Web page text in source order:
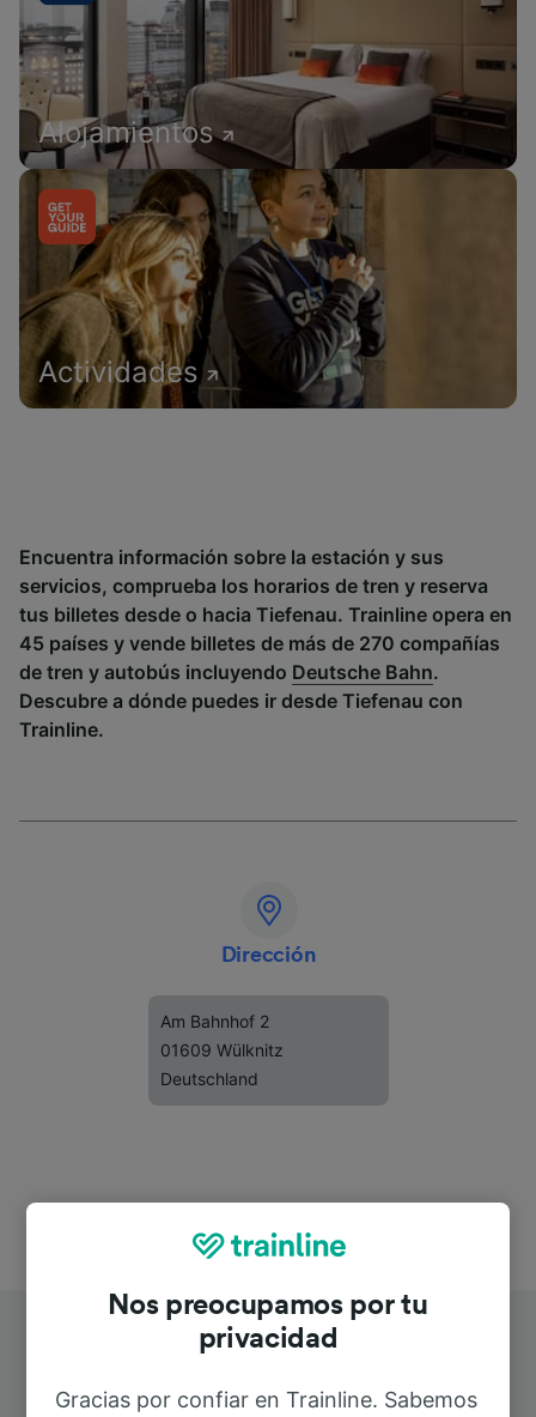
Alojamientos
Actividades
Encuentra información sobre la estación y sus
servicios, comprueba los horarios de tren y reserva
tus billetes desde o hacia Tiefenau. Trainline opera en
45 países y vende billetes de más de 270 compañías
de tren y autobús incluyendo Deutsche Bahn.
Descubre a dónde puedes ir desde Tiefenau con
Trainline.
Dirección
Am Bahnhof 2
01609 Wülknitz
Deutschland
Nos preocupamos por tu
privacidad
Gracias por confiar en Trainline. Sabemos